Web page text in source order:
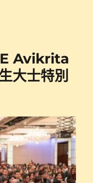
Avikrita
大士特別